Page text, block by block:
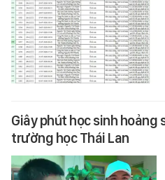
Giây phút học sinh hoảng
trường học Thái Lan